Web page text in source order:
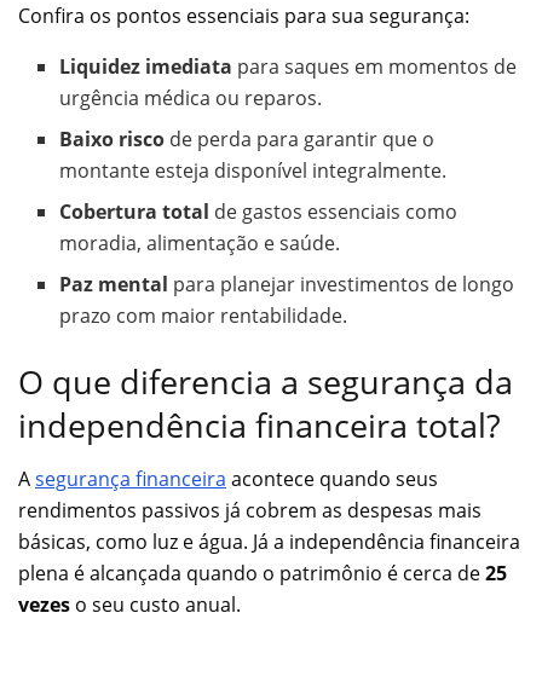
Confira os pontos essenciais para sua segurança:
Liquidez imediata para saques em momentos de
urgência médica ou reparos.
Baixo risco de perda para garantir que o
montante esteja disponível integralmente.
Cobertura total de gastos essenciais como
moradia, alimentação e saúde.
Paz mental para planejar investimentos de longo
prazo com maior rentabilidade.
O que diferencia a segurança da
independência financeira total?
Asegurança financeira acontece quando seus
rendimentos passivos já cobrem as despesas mais
básicas, como luz e água. Já a independência financeira
plena é alcançada quando o patrimônio é cerca de25
vezes o seu custo anual.